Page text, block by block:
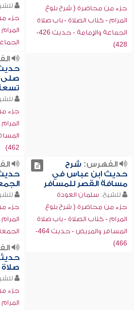
جزء من محاضرة ( شرح بلوغ
المرام - كتاب الصلاة - باب صلاة
الجماعة والإمامة - حديث 426-
428)
جزء
صلى
جزء
462)
الفهرس: شرح
حديث ابن عباس في
مسافة القصر للمسافر
للشيخ: سلمان العودة
جزء من محاضرة ( شرح بلوغ
المرام - كتاب الصلاة - باب صلاة
المسافر والمريض - حديث 464-
466)
جزء
الجمعة
جزء